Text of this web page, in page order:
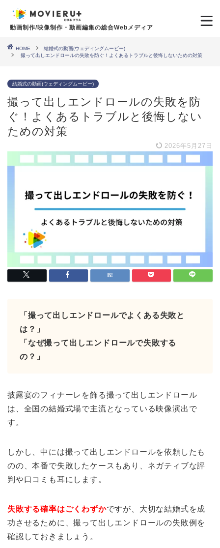
動画制作/映像制作・動画編集の総合Webメディア
HOME
結婚式の動画(ウェディングムービー)
撮って出しエンドロールの失敗を防ぐ！よくあるトラブルと後悔しないための対策
結婚式の動画(ウェディングムービー)
撮って出しエンドロールの失敗を防
ぐ！よくあるトラブルと後悔しない
ための対策
2026年5月27日
「撮って出しエンドロールでよくある失敗と
は？」
「なぜ撮って出しエンドロールで失敗する
の？」
披露宴のフィナーレを飾る撮って出しエンドロール
は、全国の結婚式場で主流となっている映像演出で
す。
しかし、中には撮って出しエンドロールを依頼したも
のの、本番で失敗したケースもあり、ネガティブな評
判や口コミも耳にします。
失敗する確率はごくわずかですが、大切な結婚式を成
功させるために、撮って出しエンドロールの失敗例を
確認しておきましょう。